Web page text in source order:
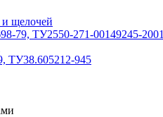
и щелочей
79, ТУ2550-271-00149245-2001
ТУ38.605212-945